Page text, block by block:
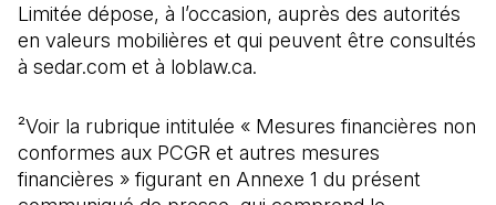
Limitée dépose, à l’occasion, auprès des autorités
en valeurs mobilières et qui peuvent être consultés
à sedar.com et à loblaw.ca.
²Voir la rubrique intitulée « Mesures financières non
conformes aux PCGR et autres mesures
financières » figurant en Annexe 1 du présent